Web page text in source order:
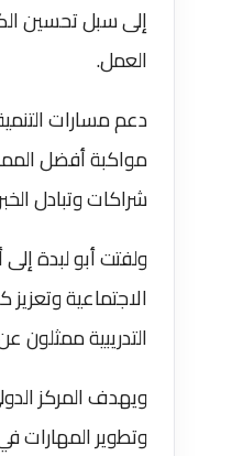
إلى سبل تحسين
العمل.
دعم مسارات
مواكبة أفضل
شراكات وتبادل
ولفتت أبو لبدة
الاجتماعية
التدريبية
وتطوير المهارات